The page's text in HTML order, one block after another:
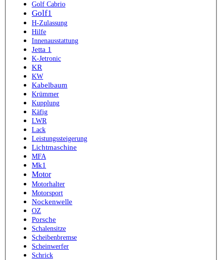
Golf Cabrio
Golf1
H-Zulassung
Hilfe
Innenausstattung
Jetta 1
K-Jetronic
KR
KW
Kabelbaum
Krümmer
Kupplung
Käfig
LWR
Lack
Leistungssteigerung
Lichtmaschine
MFA
Mk1
Motor
Motorhalter
Motorsport
Nockenwelle
OZ
Porsche
Schalensitze
Scheibenbremse
Scheinwerfer
Schrick